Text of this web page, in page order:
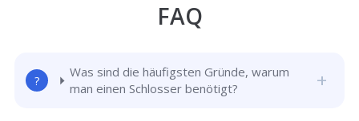
FAQ
Was sind die häufigsten Gründe, warum
man einen Schlosser benötigt?